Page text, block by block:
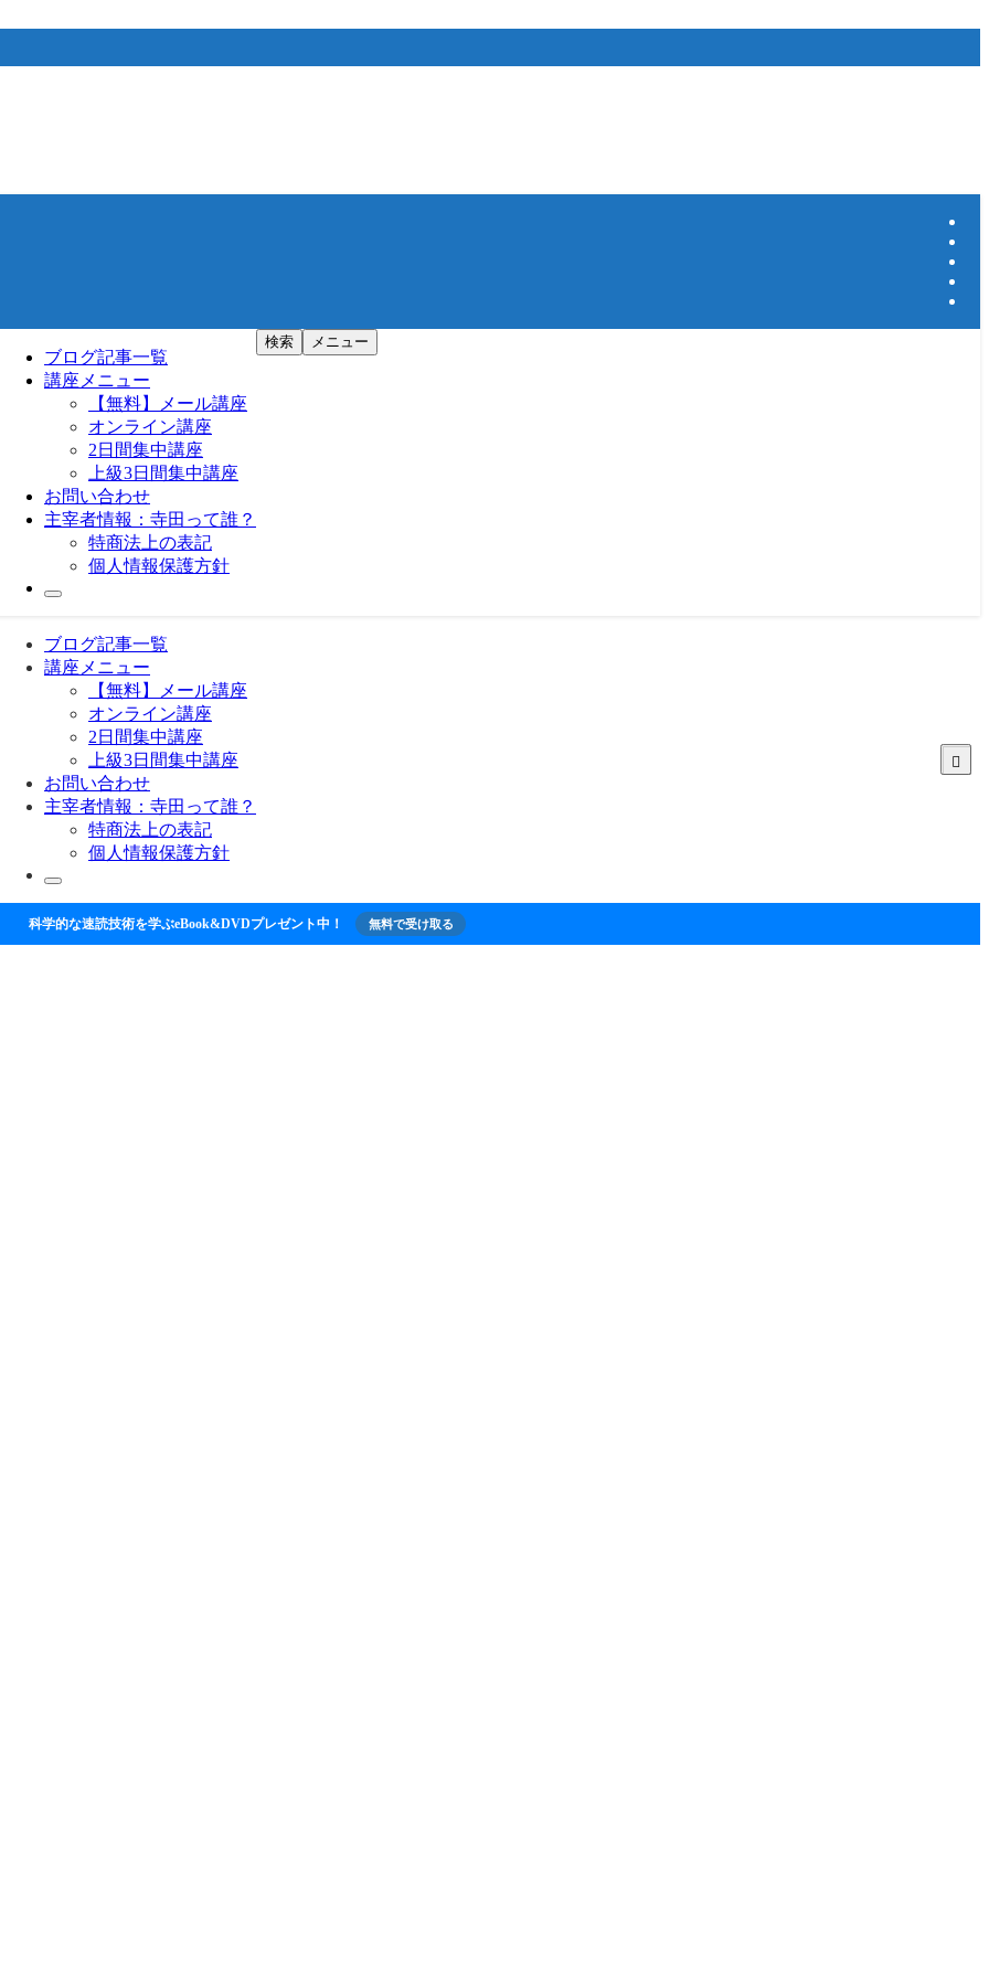
ブログ記事一覧
講座メニュー
【無料】メール講座
オンライン講座
2日間集中講座
上級3日間集中講座
お問い合わせ
主宰者情報：寺田って誰？
特商法上の表記
個人情報保護方針
検索 メニュー
ブログ記事一覧
講座メニュー
【無料】メール講座
オンライン講座
2日間集中講座
上級3日間集中講座
お問い合わせ
主宰者情報：寺田って誰？
特商法上の表記
個人情報保護方針
科学的な速読技術を学ぶeBook&DVDプレゼント中！ 無料で受け取る